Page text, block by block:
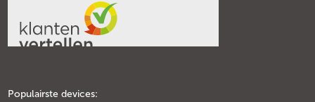
Populairste devices: